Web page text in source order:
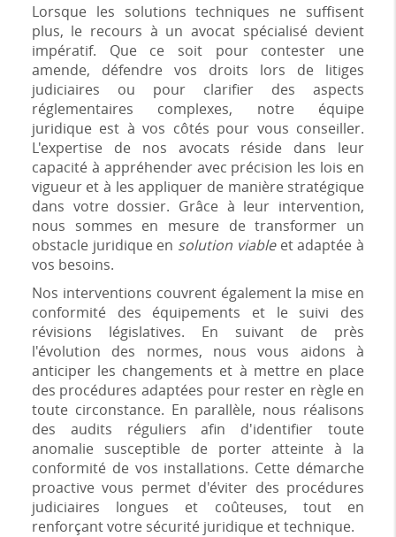
Lorsque les solutions techniques ne suffisent
plus, le recours à un avocat spécialisé devient
impératif. Que ce soit pour contester une
amende, défendre vos droits lors de litiges
judiciaires ou pour clarifier des aspects
réglementaires complexes, notre équipe
juridique est à vos côtés pour vous conseiller.
L'expertise de nos avocats réside dans leur
capacité à appréhender avec précision les lois en
vigueur et à les appliquer de manière stratégique
dans votre dossier. Grâce à leur intervention,
nous sommes en mesure de transformer un
obstacle juridique en solution viableet adaptée à
vos besoins.
Nos interventions couvrent également la mise en
conformité des équipements et le suivi des
révisions législatives. En suivant de près
l'évolution des normes, nous vous aidons à
anticiper les changements et à mettre en place
des procédures adaptées pour rester en règle en
toute circonstance. En parallèle, nous réalisons
des audits réguliers afin d'identifier toute
anomalie susceptible de porter atteinte à la
conformité de vos installations. Cette démarche
proactive vous permet d'éviter des procédures
judiciaires longues et coûteuses, tout en
renforçant votre sécurité juridique et technique.